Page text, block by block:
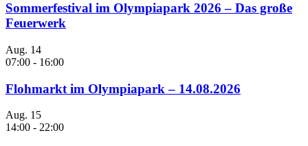
Sommerfestival im Olympiapark 2026 – Das große
Feuerwerk
Aug. 14
07:00 - 16:00
Flohmarkt im Olympiapark – 14.08.2026
Aug. 15
14:00 - 22:00